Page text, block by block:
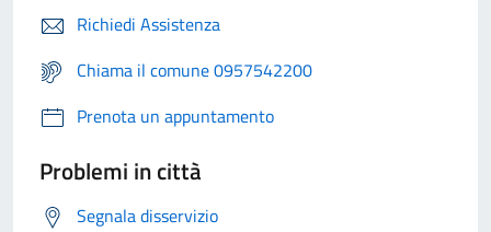
Richiedi Assistenza
Chiama il comune 0957542200
Prenota un appuntamento
Problemi in città
Segnala disservizio